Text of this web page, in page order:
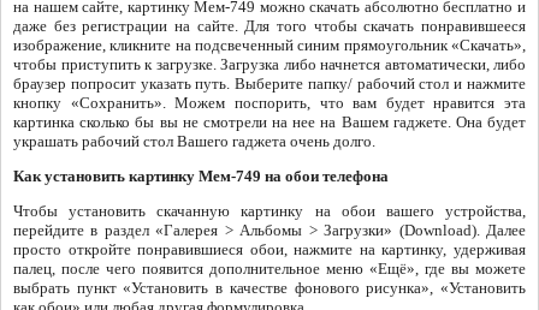
на нашем сайте, картинку Мем-749 можно скачать абсолютно бесплатно и
даже без регистрации на сайте. Для того чтобы скачать понравившееся
изображение, кликните на подсвеченный синим прямоугольник «Скачать»,
чтобы приступить к загрузке. Загрузка либо начнется автоматически, либо
браузер попросит указать путь. Выберите папку/ рабочий стол и нажмите
кнопку «Сохранить». Можем поспорить, что вам будет нравится эта
картинка сколько бы вы не смотрели на нее на Вашем гаджете. Она будет
украшать рабочий стол Вашего гаджета очень долго.
Как установить картинку Мем-749 на обои телефона
Чтобы установить скачанную картинку на обои вашего устройства,
перейдите в раздел «Галерея > Альбомы > Загрузки» (Download). Далее
просто откройте понравившиеся обои, нажмите на картинку, удерживая
палец, после чего появится дополнительное меню «Ещё», где вы можете
выбрать пункт «Установить в качестве фонового рисунка», «Установить